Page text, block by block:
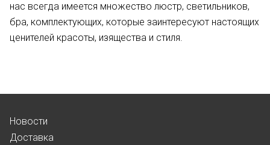
нас всегда имеется множество люстр, светильников,
бра, комплектующих, которые заинтересуют настоящих
ценителей красоты, изящества и стиля.
Новости
Доставка